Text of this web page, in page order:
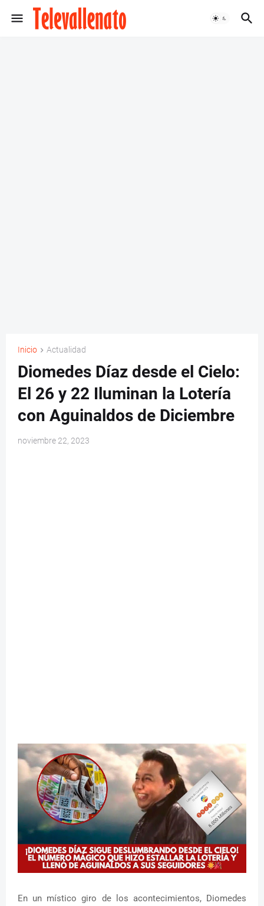
Inicio Actualidad
Diomedes Díaz desde el Cielo:
El 26 y 22 Iluminan la Lotería
con Aguinaldos de Diciembre
noviembre 22, 2023
En un místico giro de los acontecimientos, Diomedes